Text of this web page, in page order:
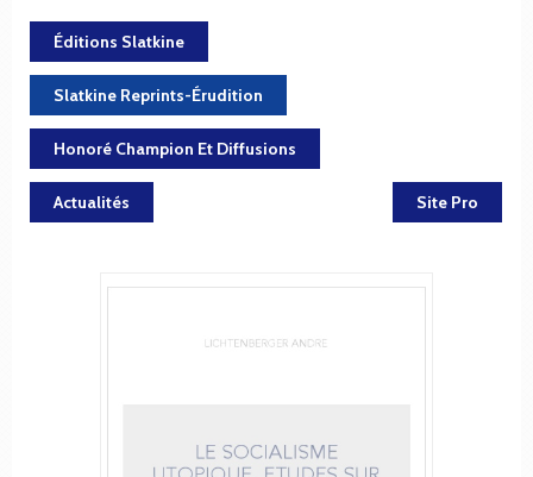
Éditions Slatkine
Slatkine Reprints-Érudition
Honoré Champion Et Diffusions
Actualités Site Pro